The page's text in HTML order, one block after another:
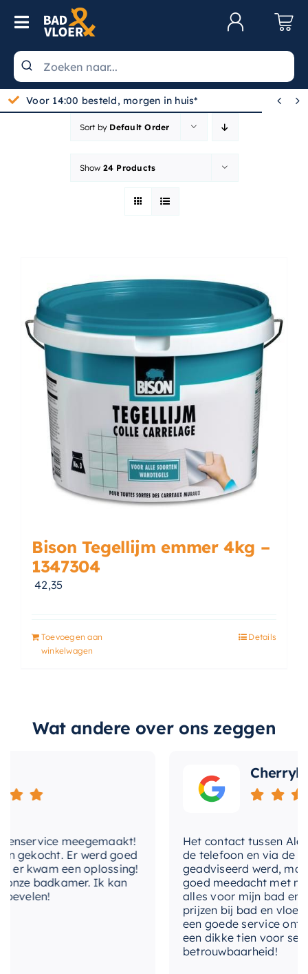
Skip to content
Toggle Navigation
Wastafels
Toiletten
Kranen
Radiatoren
Accessoires
Installatiemateriaal
Klimaatbeheersing
PVC
Tegels
Voor 14:00 besteld, morgen in huis*  
Sort by Default Order
Show 24 Products
Bison Tegellijm emmer 4kg –
1347304
42,35
Toevoegen aan
winkelwagen
Details
Wat andere over ons zeggen
meegemaakt!
gekocht. Er werd goed
kwam een oplossing!
badkamer. Ik kan
Cherryl
Het contact tussen
de telefoon en via de
geadviseerd werd,
goed meedacht met
alles voor mijn bad en
prijzen bij bad en vloer
een goede service
een dikke tien voor
betrouwbaarheid!